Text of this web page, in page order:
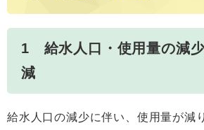
1 給水人口・使用量の減
減
給水人口の減少に伴い、使用量が減